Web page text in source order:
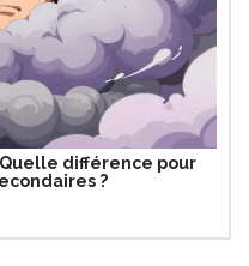
différence pour
?